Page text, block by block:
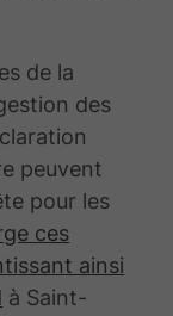
de la
des
peuvent
pour les
ces
ainsi
à Saint-